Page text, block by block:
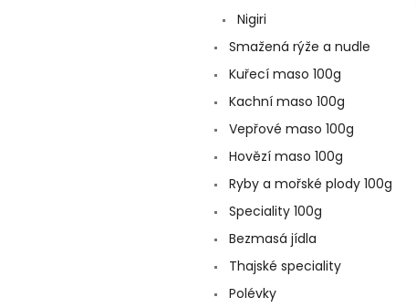
Nigiri
Smažená rýže a nudle
Kuřecí maso 100g
Kachní maso 100g
Vepřové maso 100g
Hovězí maso 100g
Ryby a mořské plody 100g
Speciality 100g
Bezmasá jídla
Thajské speciality
Polévky